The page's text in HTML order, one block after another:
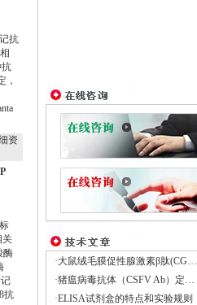
抗
，
资
关
酶
抗
·大鼠绒毛膜促性腺激素β肽(CGβ)Elisa试剂盒
·猪瘟病毒抗体（CSFV Ab）定量检测试剂盒
·ELISA试剂盒的特点和实验规则